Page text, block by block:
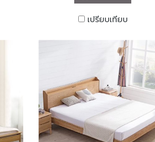
เปรียบเทียบ